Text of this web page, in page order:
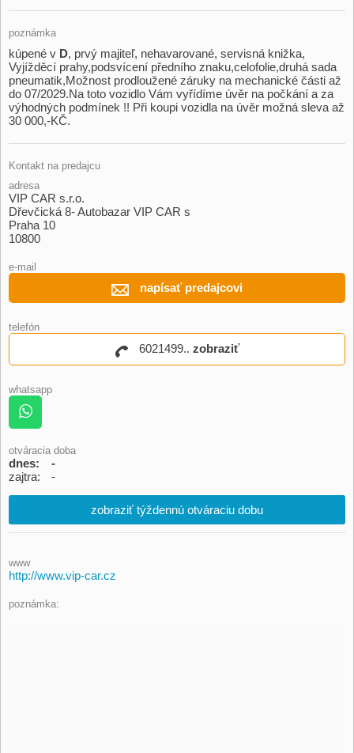
poznámka
kúpené v D,​ prvý majiteľ,​ nehavarované,​ servisná knižka,​
Vyjížděcí prahy,​podsvícení předního znaku,​celofolie,​druhá sada
pneumatik,​Možnost prodloužené záruky na mechanické části až
do 07/2029.Na toto vozidlo Vám vyřídíme úvěr na počkání a za
výhodných podmínek !! Při koupi vozidla na úvěr možná sleva až
30 000,​​-KČ.
Kontakt na predajcu
adresa
VIP CAR s.r.o.
Dřevčická 8- Autobazar VIP CAR s
Praha 10
10800
e-mail
napísať predajcovi
telefón
6021499.. zobraziť
whatsapp
otváracia doba
dnes:
-
zajtra:
-
zobraziť týždennú otváraciu dobu
www
http://www.vip-car.cz
poznámka: